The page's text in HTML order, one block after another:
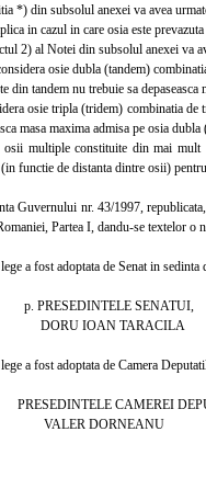
*) din subsolul anexei va avea
in cazul in care osia este
2) al Notei din subsolul anexei va
osie dubla (tandem)
din tandem nu trebuie sa
osie tripla (tridem) combinatia de
masa maxima admisa pe osia
multiple constituite din mai mult
functie de distanta dintre osii)
Guvernului nr. 43/1997,
Partea I, dandu-se textelor o
a fost adoptata de Senat in
SENATUI,
IOAN TARACILA
a fost adoptata de Camera
CAMEREI
DORNEANU